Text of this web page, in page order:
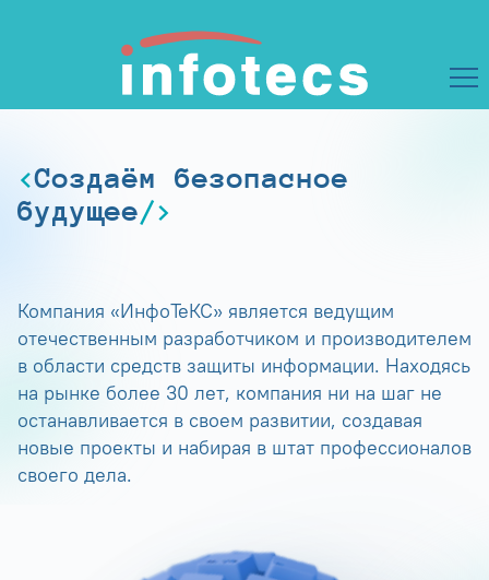
Создаём безопасное
будущее
Компания «ИнфоТеКС» является ведущим
отечественным разработчиком и производителем
в области средств защиты информации. Находясь
на рынке более 30 лет, компания ни на шаг не
останавливается в своем развитии, создавая
новые проекты и набирая в штат профессионалов
своего дела.